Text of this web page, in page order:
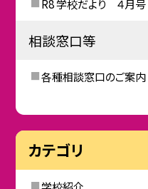
R8 学校だより ４月号
相談窓口等
各種相談窓口のご案内
カテゴリ